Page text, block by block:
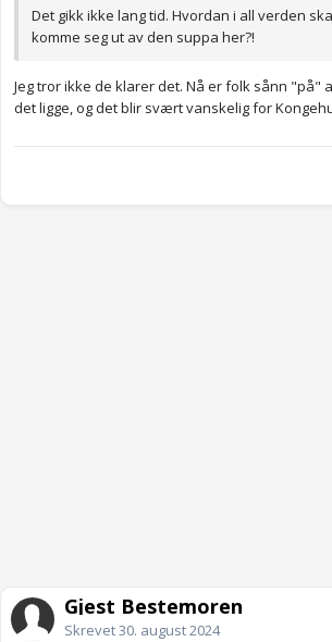
Det gikk ikke lang tid. Hvordan i all verden
komme seg ut av den suppa her?!
Jeg tror ikke de klarer det. Nå er folk sånn "på"
det ligge, og det blir svært vanskelig for
Gjest Bestemoren
Skrevet30. august 2024